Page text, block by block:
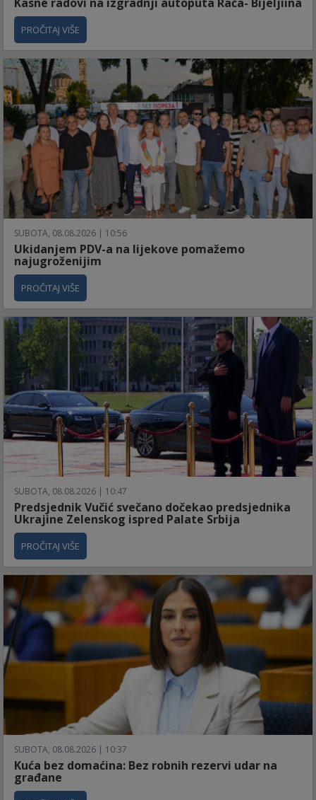
PROČITAJ VIŠE
SUBOTA, 08.08.2026 | 10:56
Ukidanjem PDV-a na lijekove pomažemo
najugroženijim
PROČITAJ VIŠE
SUBOTA, 08.08.2026 | 10:47
Predsjednik Vučić svečano dočekao predsjednika
Ukrajine Zelenskog ispred Palate Srbija
PROČITAJ VIŠE
SUBOTA, 08.08.2026 | 10:37
Kuća bez domaćina: Bez robnih rezervi udar na
građane